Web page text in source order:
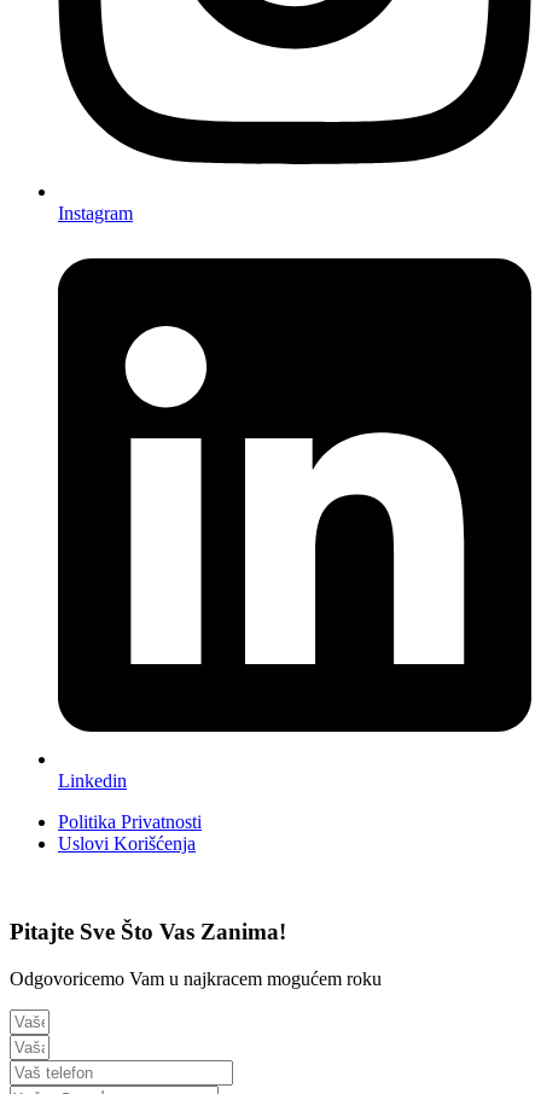
Instagram
Linkedin
Politika Privatnosti
Uslovi Korišćenja
Pitajte Sve Što Vas Zanima!
Odgovoricemo Vam u najkracem mogućem roku